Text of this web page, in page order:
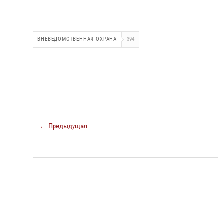
ВНЕВЕДОМСТВЕННАЯ ОХРАНА 394
← Предыдущая